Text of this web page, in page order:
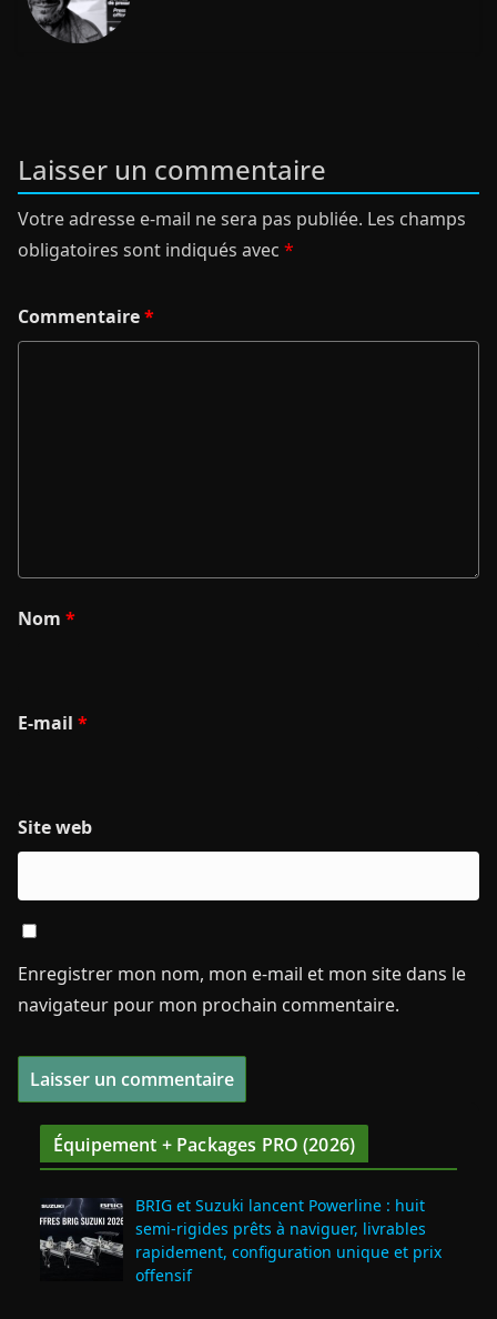
Laisser un commentaire
Votre adresse e-mail ne sera pas publiée. Les champs
obligatoires sont indiqués avec *
Commentaire*
Nom *
E-mail *
Site web
Enregistrer mon nom, mon e-mail et mon site dans le
navigateur pour mon prochain commentaire.
Équipement + Packages PRO (2026)
BRIG et Suzuki lancent Powerline : huit
semi‑rigides prêts à naviguer, livrables
rapidement, configuration unique et prix
offensif